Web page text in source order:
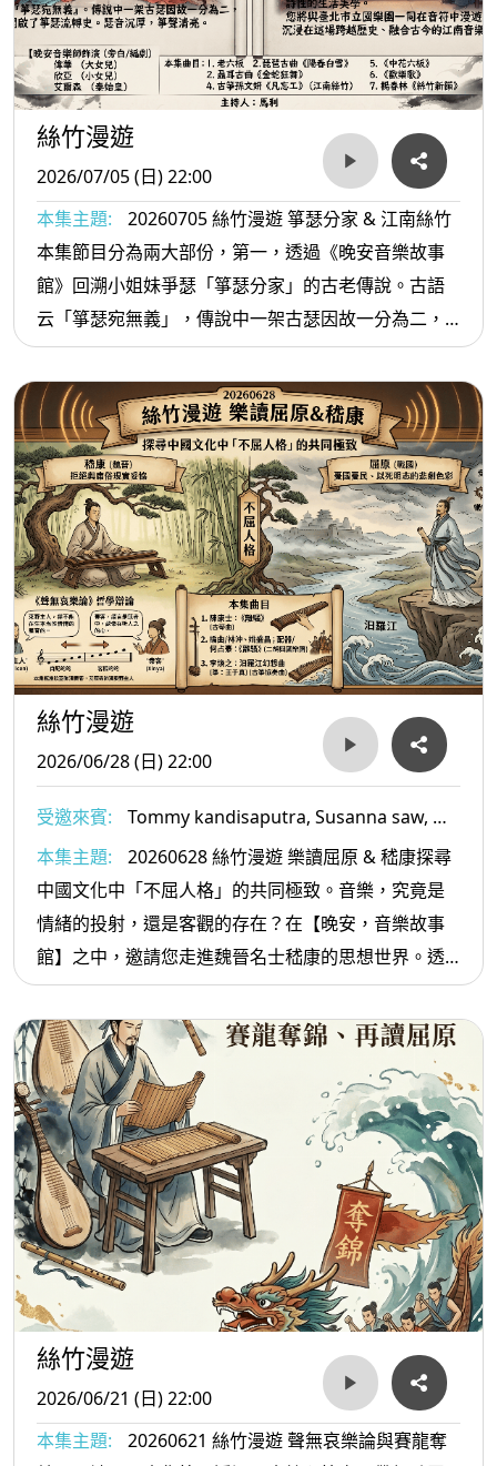
絲竹漫遊
2026/07/05 (日) 22:00
本集主題:
20260705 絲竹漫遊 箏瑟分家 & 江南絲竹
本集節目分為兩大部份，第一，透過《晚安音樂故事
館》回溯小姐妹爭瑟「箏瑟分家」的古老傳說。古語
云「箏瑟宛無義」，傳說中一架古瑟因故一分為二，
從此瑟音沉厚，箏聲清亮，開啟了兩件樂器的流轉
史。
絲竹漫遊
2026/06/28 (日) 22:00
受邀來賓:
Tommy kandisaputra, Susanna saw, 桂
乃舜Ambros Copi, Jennifer Tham, Morna
Edmundson,
本集主題:
20260628 絲竹漫遊 樂讀屈原 & 嵇康探尋
中國文化中「不屈人格」的共同極致。音樂，究竟是
情緒的投射，還是客觀的存在？在【晚安，音樂故事
館】之中，邀請您走進魏晉名士嵇康的思想世界。透
過對其經典辯論《聲無哀樂論》的剖析，探討「音樂
本身無哀樂之分，悲喜僅存於聽者內心」的哲學觀
點。這場關於聲音與情感的辯證，將重新喚醒我們對
音樂本質的感悟。
絲竹漫遊
2026/06/21 (日) 22:00
本集主題:
20260621 絲竹漫遊 聲無哀樂論與賽龍奪